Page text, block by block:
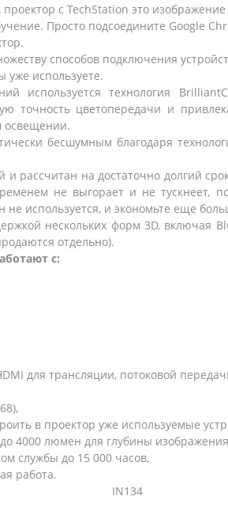
с TechStation это
Просто подсоедините Google
способов подключения
уже используете.
используется технология
точность цветопередачи и
освещении.
бесшумным благодаря
рассчитан на достаточно долгий
не выгорает и не тускнеет,
не используется, и экономьте еще
нескольких форм 3D, включая
отдельно).
с:
для трансляции, потоковой
в проектор уже используемые
4000 люмен для глубины
службы до 15 000 часов,
работа.
IN134